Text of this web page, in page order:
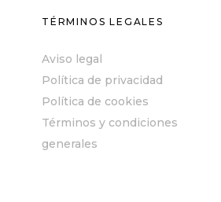
TÉRMINOS LEGALES
Aviso legal
Política de privacidad
Política de cookies
Términos y condiciones
generales